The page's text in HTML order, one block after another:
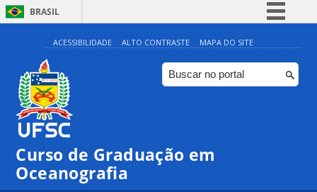
BRASIL
Simplifique!
Comunica BR
Participe
Canais
ACESSIBILIDADE ALTO CONTRASTE MAPA DO SITE
Curso de Graduação em
Oceanografia